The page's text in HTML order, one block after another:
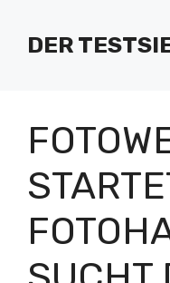
Inhalt
springen
DER